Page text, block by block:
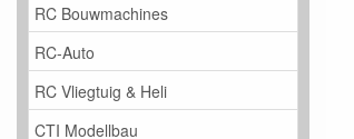
RC Bouwmachines
RC-Auto
RC Vliegtuig & Heli
CTI Modellbau